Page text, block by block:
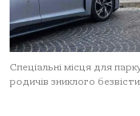
Спеціальні місця для
родичів зниклого